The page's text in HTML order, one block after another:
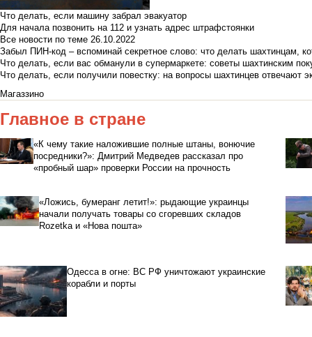
Что делать, если машину забрал эвакуатор
Для начала позвонить на 112 и узнать адрес штрафстоянки
Все новости по теме 26.10.2022
Забыл ПИН-код – вспоминай секретное слово: что делать шахтинцам,
Что делать, если вас обманули в супермаркете: советы шахтинским
Что делать, если получили повестку: на вопросы шахтинцев отвечают
Магаззино
Главное в стране
«К чему такие наложившие полные штаны, вонючие
посредники?»: Дмитрий Медведев рассказал про
«пробный шар» проверки России на прочность
«Ложись, бумеранг летит!»: рыдающие украинцы
начали получать товары со сгоревших складов
Rozetka и «Нова пошта»
Одесса в огне: ВС РФ уничтожают украинские
корабли и порты